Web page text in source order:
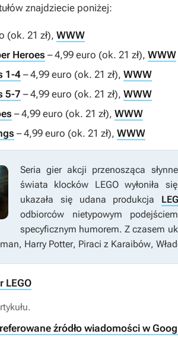
znajdziecie poniżej:
(ok. 21 zł), WWW
Heroes – 4,99 euro (ok. 21 zł), WWW
1-4 – 4,99 euro (ok. 21 zł), WWW
5-7 – 4,99 euro (ok. 21 zł), WWW
– 4,99 euro (ok. 21 zł), WWW
– 4,99 euro (ok. 21 zł), WWW
Seria gier akcji przenosząca
świata klocków LEGO wyłoniła
ukazała się udana produkcja
odbiorców nietypowym
specyficznym humorem. Z czasem
, Harry Potter, Piraci z Karaibów,
LEGO
źródło wiadomości w